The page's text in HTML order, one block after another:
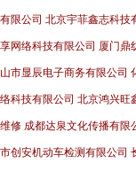
有限公司 北京宇菲鑫志科技
享网络科技有限公司 厦门鼎
山市显辰电子商务有限公司
络科技有限公司 北京鸿兴旺
维修 成都达泉文化传播有限
市创安机动车检测有限公司